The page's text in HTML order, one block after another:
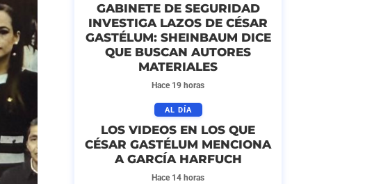
GABINETE DE SEGURIDAD
INVESTIGA LAZOS DE CÉSAR
GASTÉLUM: SHEINBAUM DICE
QUE BUSCAN AUTORES
MATERIALES
Hace 19 horas
AL DÍA
LOS VIDEOS EN LOS QUE
CÉSAR GASTÉLUM MENCIONA
A GARCÍA HARFUCH
Hace 14 horas